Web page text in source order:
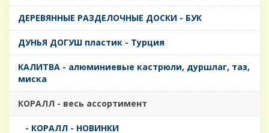
ДЕРЕВЯННЫЕ РАЗДЕЛОЧНЫЕ ДОСКИ - БУК
ДУНЬЯ ДОГУШ пластик - Турция
КАЛИТВА - алюминиевые кастрюли, дуршлаг, таз,
миска
КОРАЛЛ - весь ассортимент
- КОРАЛЛ - НОВИНКИ